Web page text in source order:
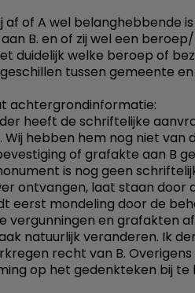
af of A wel belanghebbende
B. en of zij wel een
duidelijk welke beroep of
tussen gemeente
achtergrondinformatie:
heeft de schriftelijke
Wij hebben hem nog niet van
of grafakte aan B
is nog geen
ontvangen, laat staan door
eerst mondeling door de
vergunningen en grafakten
natuurlijk veranderen. Ik
recht van B.
op het gedenkteken bij te